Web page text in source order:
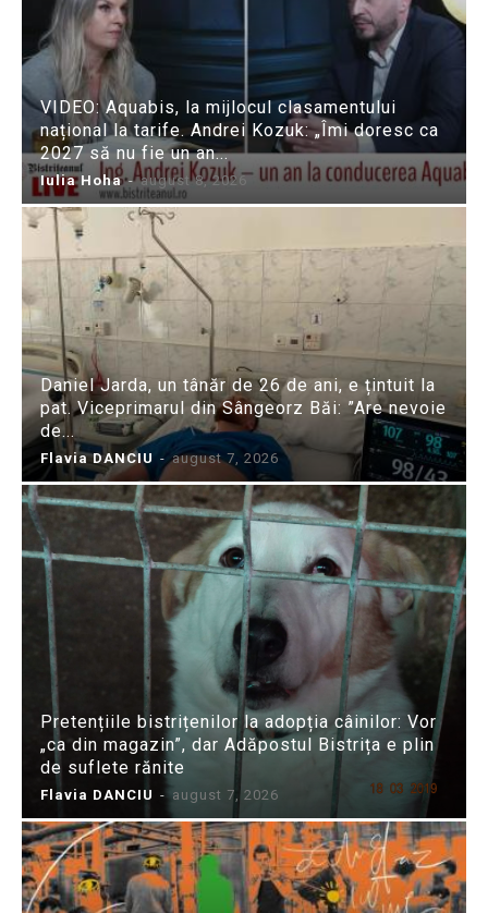
VIDEO: Aquabis, la mijlocul clasamentului
național la tarife. Andrei Kozuk: „Îmi doresc ca
2027 să nu fie un an...
Iulia Hoha - august 8, 2026
Daniel Jarda, un tânăr de 26 de ani, e țintuit la
pat. Viceprimarul din Sângeorz Băi: ”Are nevoie
de...
Flavia DANCIU - august 7, 2026
Pretențiile bistrițenilor la adopția câinilor: Vor
„ca din magazin”, dar Adăpostul Bistrița e plin
de suflete rănite
Flavia DANCIU - august 7, 2026